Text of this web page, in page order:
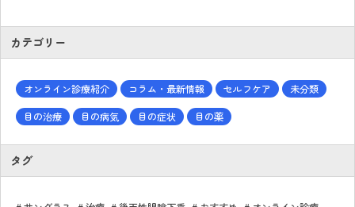
カテゴリー
オンライン診療紹介 コラム・最新情報 セルフケア 未分類
目の治療 目の病気 目の症状 目の薬
タグ